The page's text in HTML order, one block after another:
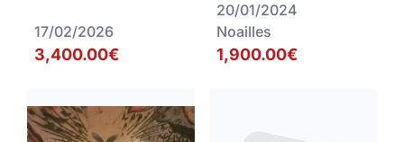
17/02/2026
3,400.00€
20/01/2024
Noailles
1,900.00€